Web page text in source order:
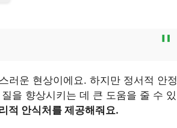
러운 현상이에요. 하지만 정서적 안정
을 향상시키는 데 큰 도움을 줄 수 있
적 안식처를 제공해줘요.